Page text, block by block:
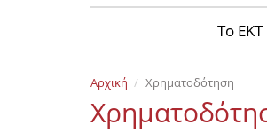
Το ΕΚΤ
Αρχική Χρηματοδότηση